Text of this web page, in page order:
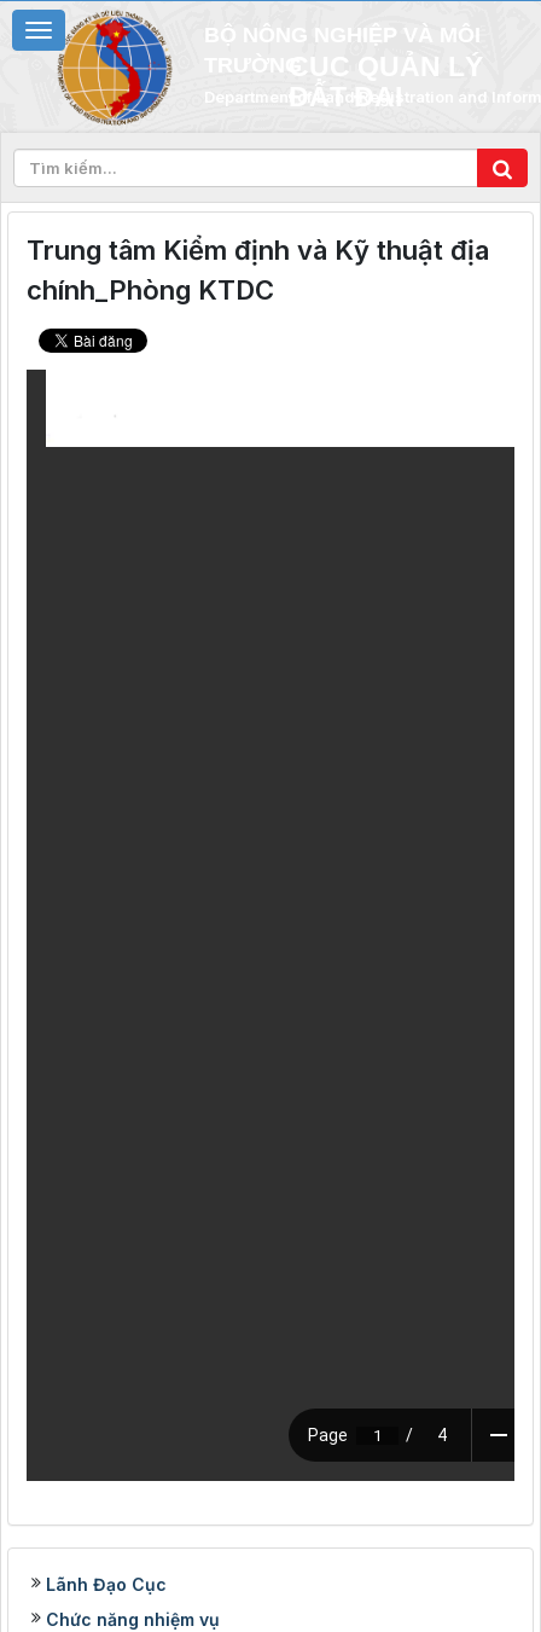
BỘ NÔNG NGHIỆP VÀ MÔI
TRƯỜNGCỤC QUẢN LÝ
ĐẤT ĐAI
Department of Land Registration and
Trung tâm Kiểm định và Kỹ thuật địa
chính_Phòng KTDC
Lãnh Đạo Cục
Chức năng nhiệm vụ